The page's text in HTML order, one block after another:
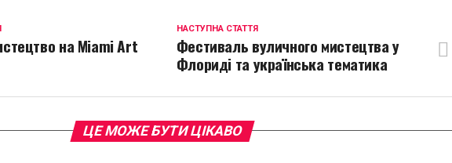
НАСТУПНА СТАТТЯ
Фестиваль вуличного мистецтва у
Флориді та українська тематика
на Miami Art
ЦЕ МОЖЕ БУТИ ЦІКАВО